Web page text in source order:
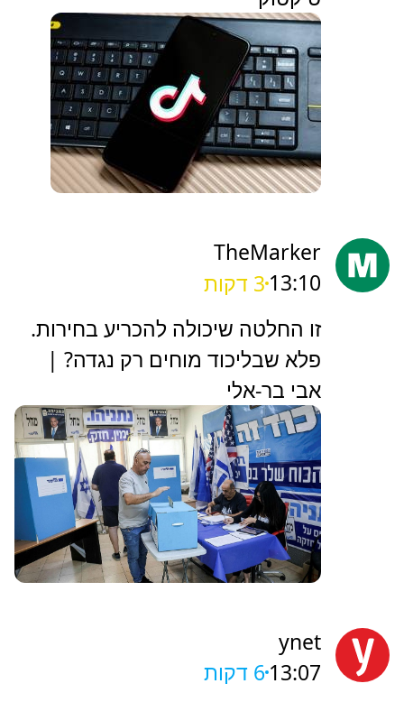
TheMarker
13:10 3 דקות
‏זו החלטה שיכולה להכריע בחירות.
פלא שבליכוד מוחים רק נגדה? |
אבי בר-אלי
ynet
13:07 6 דקות